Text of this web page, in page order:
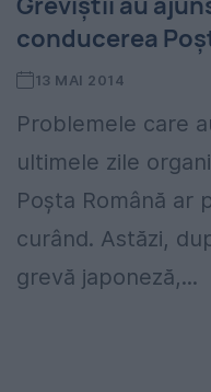
conducerea
13 MAI 2014
Problemele care
ultimele zile
Poșta Română ar
curând. Astăzi,
grevă japoneză,...